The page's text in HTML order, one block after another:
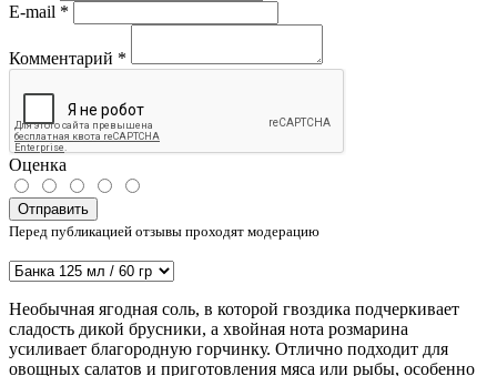
E-mail *
Комментарий *
Оценка
Отправить
Перед публикацией отзывы проходят модерацию
Необычная ягодная соль, в которой гвоздика подчеркивает
сладость дикой брусники, а хвойная нота розмарина
усиливает благородную горчинку. Отлично подходит для
овощных салатов и приготовления мяса или рыбы, особенно